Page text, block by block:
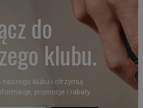
do
klubu.
naszego klubu i otrzymuj
promocje i rabaty.